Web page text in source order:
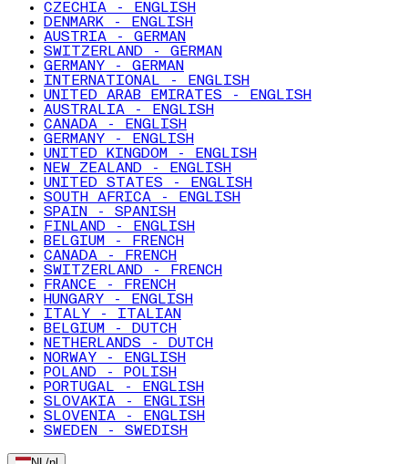
CZECHIA - ENGLISH
DENMARK - ENGLISH
AUSTRIA - GERMAN
SWITZERLAND - GERMAN
GERMANY - GERMAN
INTERNATIONAL - ENGLISH
UNITED ARAB EMIRATES - ENGLISH
AUSTRALIA - ENGLISH
CANADA - ENGLISH
GERMANY - ENGLISH
UNITED KINGDOM - ENGLISH
NEW ZEALAND - ENGLISH
UNITED STATES - ENGLISH
SOUTH AFRICA - ENGLISH
SPAIN - SPANISH
FINLAND - ENGLISH
BELGIUM - FRENCH
CANADA - FRENCH
SWITZERLAND - FRENCH
FRANCE - FRENCH
HUNGARY - ENGLISH
ITALY - ITALIAN
BELGIUM - DUTCH
NETHERLANDS - DUTCH
NORWAY - ENGLISH
POLAND - POLISH
PORTUGAL - ENGLISH
SLOVAKIA - ENGLISH
SLOVENIA - ENGLISH
SWEDEN - SWEDISH